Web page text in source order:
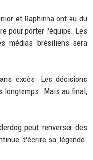
et Raphinha ont eu du
pour porter l'équipe. Les
médias brésiliens sera
excès. Les décisions
longtemps. Mais au final,
peut renverser des
d'écrire sa légende.